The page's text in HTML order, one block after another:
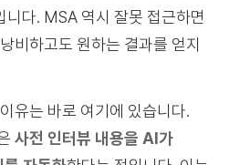
니다. MSA 역시 잘못 접근하면
비하고도 원하는 결과를 얻지
유는 바로 여기에 있습니다.
사전 인터뷰 내용을 AI가